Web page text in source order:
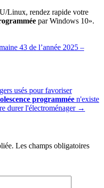
Linux, rendez rapide votre
par Windows 10».
43 de l’année 2025 –
usés pour favoriser
programmée n'existe
durer l'électroménager →
Les champs obligatoires